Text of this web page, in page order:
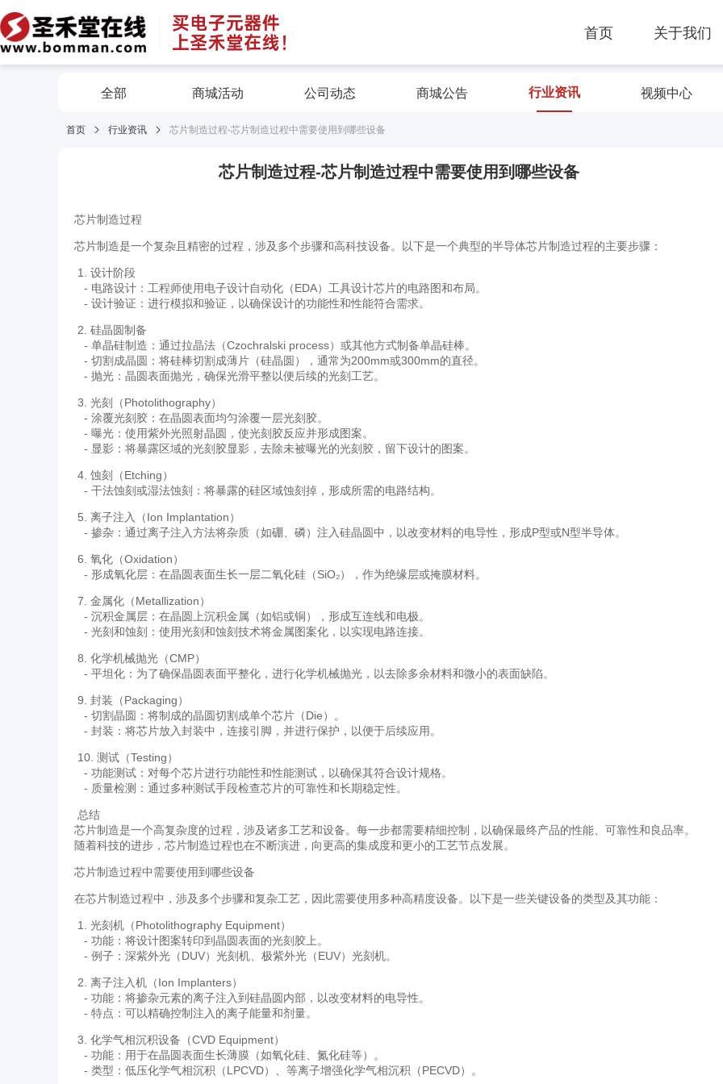
首页 关于我们
全部 商城活动 公司动态 商城公告 行业资讯 视频中心
首页 行业资讯 芯片制造过程-芯片制造过程中需要使用到哪些设备
芯片制造过程-芯片制造过程中需要使用到哪些设备
芯片制造过程
芯片制造是一个复杂且精密的过程，涉及多个步骤和高科技设备。以下是一个典型的半导体芯片制造过程的主要步骤：
1. 设计阶段
- 电路设计：工程师使用电子设计自动化（EDA）工具设计芯片的电路图和布局。
- 设计验证：进行模拟和验证，以确保设计的功能性和性能符合需求。
2. 硅晶圆制备
- 单晶硅制造：通过拉晶法（Czochralski process）或其他方式制备单晶硅棒。
- 切割成晶圆：将硅棒切割成薄片（硅晶圆），通常为200mm或300mm的直径。
- 抛光：晶圆表面抛光，确保光滑平整以便后续的光刻工艺。
3. 光刻（Photolithography）
- 涂覆光刻胶：在晶圆表面均匀涂覆一层光刻胶。
- 曝光：使用紫外光照射晶圆，使光刻胶反应并形成图案。
- 显影：将暴露区域的光刻胶显影，去除未被曝光的光刻胶，留下设计的图案。
4. 蚀刻（Etching）
- 干法蚀刻或湿法蚀刻：将暴露的硅区域蚀刻掉，形成所需的电路结构。
5. 离子注入（Ion Implantation）
- 掺杂：通过离子注入方法将杂质（如硼、磷）注入硅晶圆中，以改变材料的电导性，形成P型或N型半导体。
6. 氧化（Oxidation）
- 形成氧化层：在晶圆表面生长一层二氧化硅（SiO₂），作为绝缘层或掩膜材料。
7. 金属化（Metallization）
- 沉积金属层：在晶圆上沉积金属（如铝或铜），形成互连线和电极。
- 光刻和蚀刻：使用光刻和蚀刻技术将金属图案化，以实现电路连接。
8. 化学机械抛光（CMP）
- 平坦化：为了确保晶圆表面平整化，进行化学机械抛光，以去除多余材料和微小的表面缺陷。
9. 封装（Packaging）
- 切割晶圆：将制成的晶圆切割成单个芯片（Die）。
- 封装：将芯片放入封装中，连接引脚，并进行保护，以便于后续应用。
10. 测试（Testing）
- 功能测试：对每个芯片进行功能性和性能测试，以确保其符合设计规格。
- 质量检测：通过多种测试手段检查芯片的可靠性和长期稳定性。
总结
芯片制造是一个高复杂度的过程，涉及诸多工艺和设备。每一步都需要精细控制，以确保最终产品的性能、可靠性和良品率。
随着科技的进步，芯片制造过程也在不断演进，向更高的集成度和更小的工艺节点发展。
芯片制造过程中需要使用到哪些设备
在芯片制造过程中，涉及多个步骤和复杂工艺，因此需要使用多种高精度设备。以下是一些关键设备的类型及其功能：
1. 光刻机（Photolithography Equipment）
- 功能：将设计图案转印到晶圆表面的光刻胶上。
- 例子：深紫外光（DUV）光刻机、极紫外光（EUV）光刻机。
2. 离子注入机（Ion Implanters）
- 功能：将掺杂元素的离子注入到硅晶圆内部，以改变材料的电导性。
- 特点：可以精确控制注入的离子能量和剂量。
3. 化学气相沉积设备（CVD Equipment）
- 功能：用于在晶圆表面生长薄膜（如氧化硅、氮化硅等）。
- 类型：低压化学气相沉积（LPCVD）、等离子增强化学气相沉积（PECVD）。